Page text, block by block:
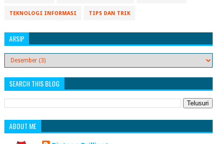
TEKNOLOGI INFORMASI TIPS DAN TRIK
ARSIP
SEARCH THIS BLOG
ABOUT ME